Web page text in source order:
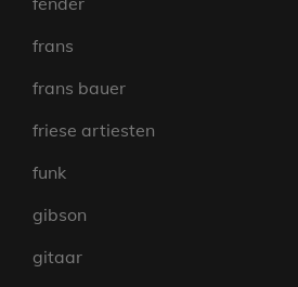
frans
frans bauer
friese artiesten
funk
gibson
gitaar